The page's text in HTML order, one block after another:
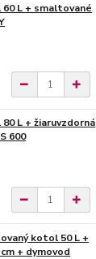
L + smaltované
L + žiaruvzdorná
600
kotol 50 L +
+ dymovod